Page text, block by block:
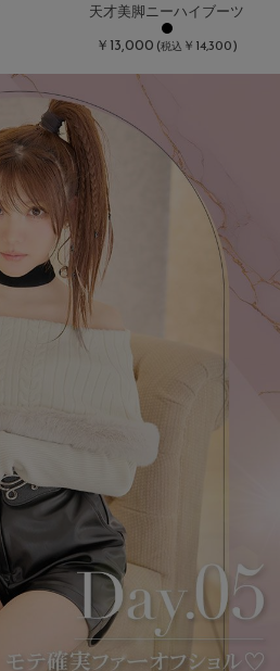
天才美脚ニーハイブーツ
￥13,000 (税込 ￥14,300)